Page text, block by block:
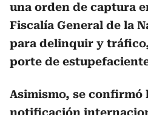
una orden de captura
Fiscalía General de la
para delinquir y
porte de
Asimismo, se confirmó
notificación